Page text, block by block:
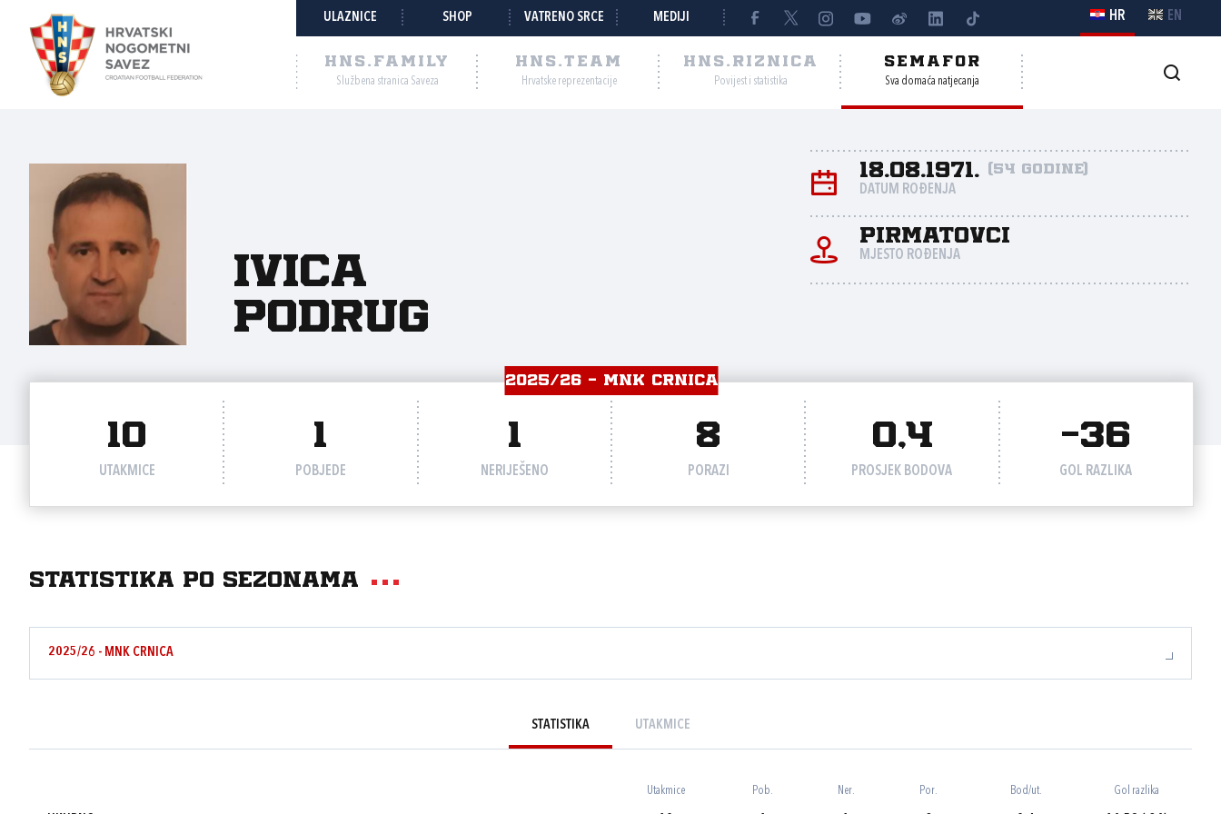
ULAZNICE SHOP VATRENO SRCE MEDIJI HR EN
HNS.FAMILY
Službena stranica Saveza
HNS.TEAM
Hrvatske reprezentacije
HNS.RIZNICA
Povijest i statistika
SEMAFOR
Sva domaća natjecanja
Ivica
Podrug
18.08.1971. (54 godine)
DATUM ROĐENJA
Pirmatovci
MJESTO ROĐENJA
2025/26 - MNK CRNICA
10
UTAKMICE
1
POBJEDE
1
NERIJEŠENO
8
PORAZI
0,4
PROSJEK BODOVA
-36
GOL RAZLIKA
Statistika po sezonama
2025/26 - MNK CRNICA
STATISTIKA UTAKMICE
Utakmice Pob. Ner. Por. Bod/ut. Gol razlika